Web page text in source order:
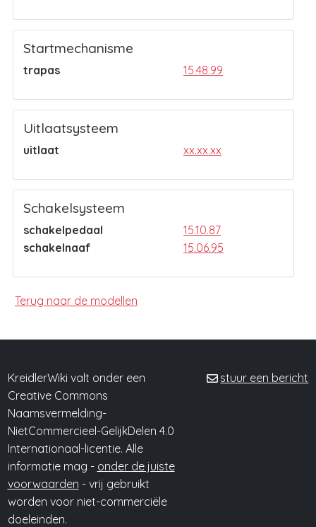
Startmechanisme
trapas 15.48.99
Uitlaatsysteem
uitlaat xx.xx.xx
Schakelsysteem
schakelpedaal
15.10.87
schakelnaaf
15.06.95
Terug naar de modellen
KreidlerWiki valt onder een
Creative Commons
Naamsvermelding-
NietCommercieel-GelijkDelen 4.0
Internationaal-licentie. Alle
informatie mag - onder de juiste
voorwaarden - vrij gebruikt
worden voor niet-commerciële
doeleinden.
stuur een bericht